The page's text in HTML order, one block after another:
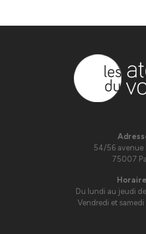
54/56 avenue
75007
Du lundi au jeudi
Vendredi et samedi